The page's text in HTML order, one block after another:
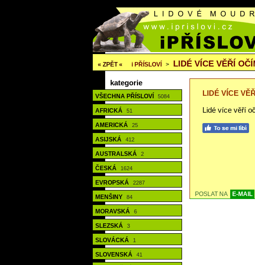
« ZPĚT « i PŘÍSLOVÍ > LIDÉ VÍCE VĚŘÍ
kategorie
VŠECHNA PŘÍSLOVÍ 5084
AFRICKÁ 51
AMERICKÁ 25
ASIJSKÁ 412
AUSTRALSKÁ 2
ČESKÁ 1624
EVROPSKÁ 2287
MENŠINY 84
MORAVSKÁ 6
SLEZSKÁ 3
SLOVÁCKÁ 1
SLOVENSKÁ 41
LIDÉ VÍCE
Lidé více věří
POSLAT NA E-MAIL